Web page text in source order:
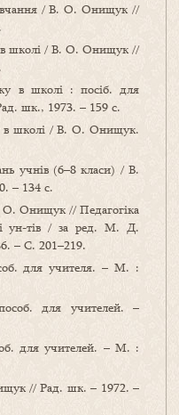
/ В. О. Онищук //
в школі / В. О. Онищук //
в школі : посіб. для
шк., 1973. – 159 с.
в школі / В. О. Онищук.
учнів (6–8 класи) / В.
– 134 с.
Онищук // Педагогіка
ун-тів / за ред. М. Д.
– С. 201–219.
для учителя. – М. :
для учителей. –
для учителей. – М. :
// Рад. шк. – 1972. –